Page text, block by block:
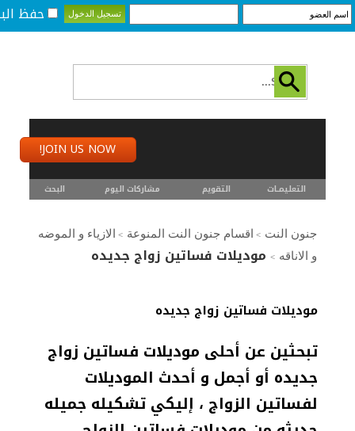
حفظ
JOIN US NOW!
التعليمـــات التقويم مشاركات اليوم البحث
جنون النت > اقسام جنون النت المنوعة >
الازياء و الموضه
و الاناقه > موديلات فساتين زواج جديده
موديلات فساتين زواج جديده
تبحثين عن أحلى موديلات فساتين زواج
جديده أو أجمل و أحدث الموديلات
لفساتين الزواج ، إليكي تشكيله جميله